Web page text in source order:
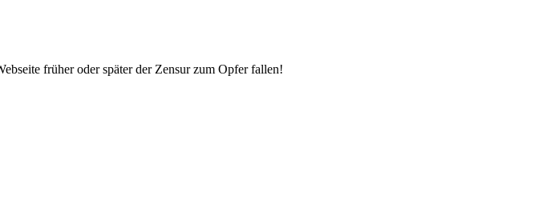
früher oder später der Zensur zum Opfer fallen!